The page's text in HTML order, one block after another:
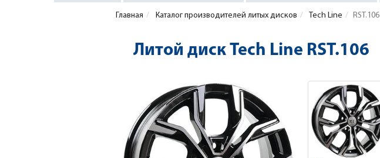
Главная Каталог производителей литых дисков Tech Line RST.106
Литой диск Tech Line RST.106